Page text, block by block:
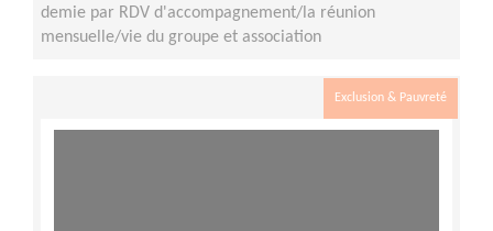
demie par RDV d'accompagnement/la réunion
mensuelle/vie du groupe et association
Exclusion & Pauvreté